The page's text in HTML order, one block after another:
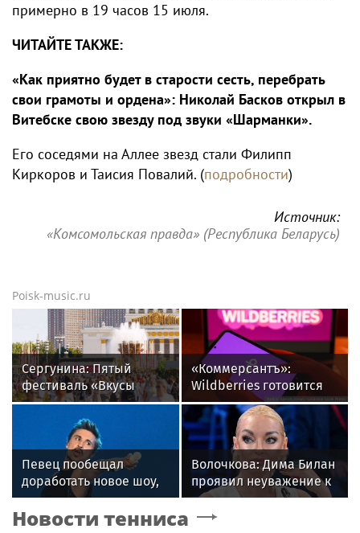
примерно в 19 часов 15 июля.
ЧИТАЙТЕ ТАКЖЕ:
«Как приятно будет в старости сесть, перебрать
свои грамоты и ордена»: Николай Басков открыл в
Витебске свою звезду под звуки «Шарманки».
Его соседями на Аллее звезд стали Филипп
Киркоров и Таисия Повалий. (подробности)
Источник:
«Комсомольская правда» (Республика Беларусь)
Poisk-music.ru
Сергунина: Пятый
фестиваль «Вкусы
России» пройдет в
Москве 13–23 августа
«Коммерсантъ»:
Wildberries готовится
запустить собственный
мессенджер
Певец пообещал
доработать новое шоу,
подвергнутое критике
Волочкова: Дима Билан
проявил неуважение к
зрителям на своем
концерте в Москве
Новости тенниса